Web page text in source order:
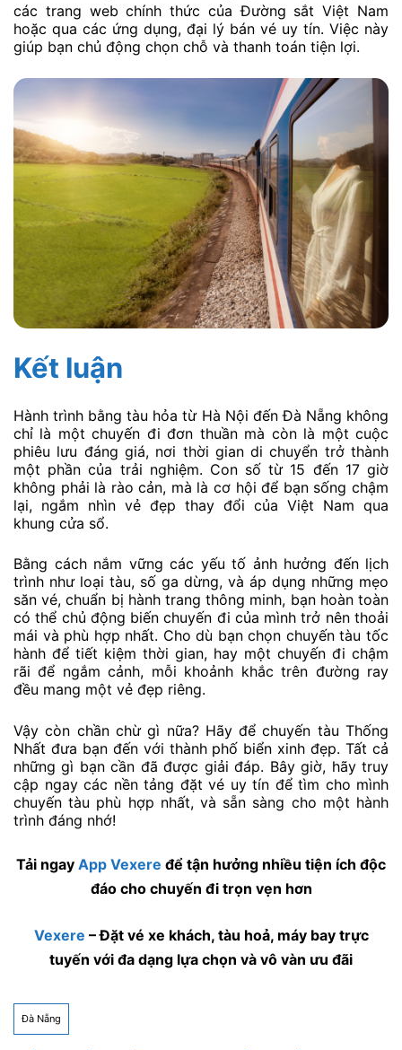
các trang web chính thức của Đường sắt Việt Nam
hoặc qua các ứng dụng, đại lý bán vé uy tín. Việc này
giúp bạn chủ động chọn chỗ và thanh toán tiện lợi.
Kết luận
Hành trình bằng tàu hỏa từ Hà Nội đến Đà Nẵng không
chỉ là một chuyến đi đơn thuần mà còn là một cuộc
phiêu lưu đáng giá, nơi thời gian di chuyển trở thành
một phần của trải nghiệm. Con số từ 15 đến 17 giờ
không phải là rào cản, mà là cơ hội để bạn sống chậm
lại, ngắm nhìn vẻ đẹp thay đổi của Việt Nam qua
khung cửa sổ.
Bằng cách nắm vững các yếu tố ảnh hưởng đến lịch
trình như loại tàu, số ga dừng, và áp dụng những mẹo
săn vé, chuẩn bị hành trang thông minh, bạn hoàn toàn
có thể chủ động biến chuyến đi của mình trở nên thoải
mái và phù hợp nhất. Cho dù bạn chọn chuyến tàu tốc
hành để tiết kiệm thời gian, hay một chuyến đi chậm
rãi để ngắm cảnh, mỗi khoảnh khắc trên đường ray
đều mang một vẻ đẹp riêng.
Vậy còn chần chừ gì nữa? Hãy để chuyến tàu Thống
Nhất đưa bạn đến với thành phố biển xinh đẹp. Tất cả
những gì bạn cần đã được giải đáp. Bây giờ, hãy truy
cập ngay các nền tảng đặt vé uy tín để tìm cho mình
chuyến tàu phù hợp nhất, và sẵn sàng cho một hành
trình đáng nhớ!
Tải ngay App Vexere để tận hưởng nhiều tiện ích độc
đáo cho chuyến đi trọn vẹn hơn
Vexere – Đặt vé xe khách, tàu hoả, máy bay trực
tuyến với đa dạng lựa chọn và vô vàn ưu đãi
Đà Nẵng